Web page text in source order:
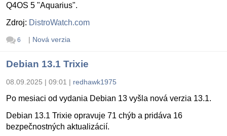
Q4OS 5 "Aquarius".
Zdroj: DistroWatch.com
6 | Nová verzia
Debian 13.1 Trixie
08.09.2025 | 09:01 | redhawk1975
Po mesiaci od vydania Debian 13 vyšla nová verzia 13.1.
Debian 13.1 Trixie opravuje 71 chýb a pridáva 16
bezpečnostných aktualizácií.